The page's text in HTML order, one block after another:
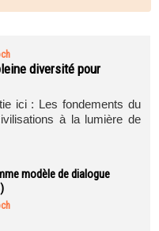
diversité pour
ici : Les fondements du
à la lumière de
modèle de dialogue